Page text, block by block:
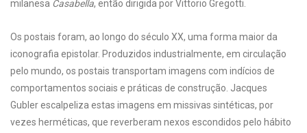
milanesa Casabella, então dirigida por Vittorio Gregotti.
Os postais foram, ao longo do século XX, uma forma maior da
iconografia epistolar. Produzidos industrialmente, em circulação
pelo mundo, os postais transportam imagens com indícios de
comportamentos sociais e práticas de construção. Jacques
Gubler escalpeliza estas imagens em missivas sintéticas, por
vezes herméticas, que reverberam nexos escondidos pelo hábito